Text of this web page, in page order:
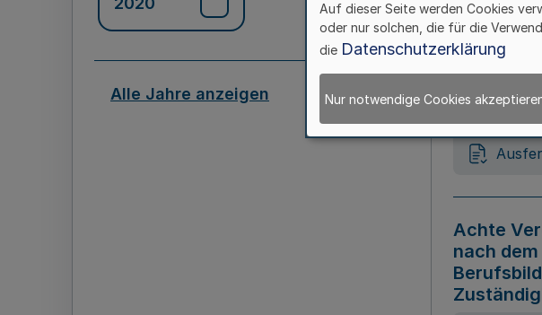
Alle Jahre anzeigen
Gesetz
Achte
nach
Auf dieser Seite werden Cookies
oder nur solchen, die für die
die Datenschutzerklärung
Nur notwendige Cookies